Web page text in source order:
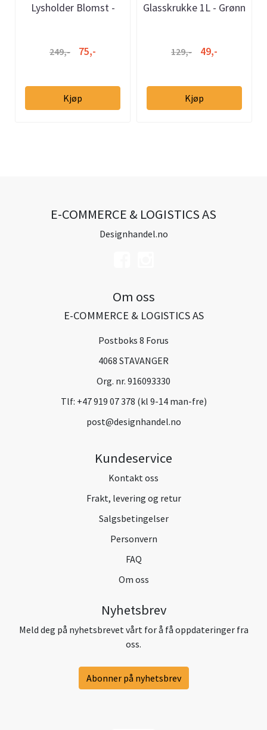
Lysholder Blomst -
249,- 75,-
Kjøp
Glasskrukke 1L - Grønn
129,- 49,-
Kjøp
E-COMMERCE & LOGISTICS AS
Designhandel.no
Om oss
E-COMMERCE & LOGISTICS AS
Postboks 8 Forus
4068 STAVANGER
Org. nr. 916093330
Tlf: +47 919 07 378 (kl 9-14 man-fre)
post@designhandel.no
Kundeservice
Kontakt oss
Frakt, levering og retur
Salgsbetingelser
Personvern
FAQ
Om oss
Nyhetsbrev
Meld deg på nyhetsbrevet vårt for å få oppdateringer fra
oss.
Abonner på nyhetsbrev